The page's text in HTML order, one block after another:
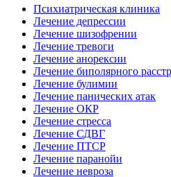
Психиатрическая клиника
Лечение депрессии
Лечение шизофрении
Лечение тревоги
Лечение анорексии
Лечение биполярного
Лечение булимии
Лечение панических атак
Лечение ОКР
Лечение стресса
Лечение СДВГ
Лечение ПТСР
Лечение паранойи
Лечение невроза